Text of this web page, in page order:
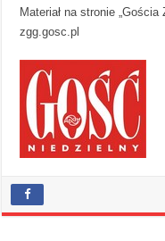
Materiał na stronie
zgg.gosc.pl